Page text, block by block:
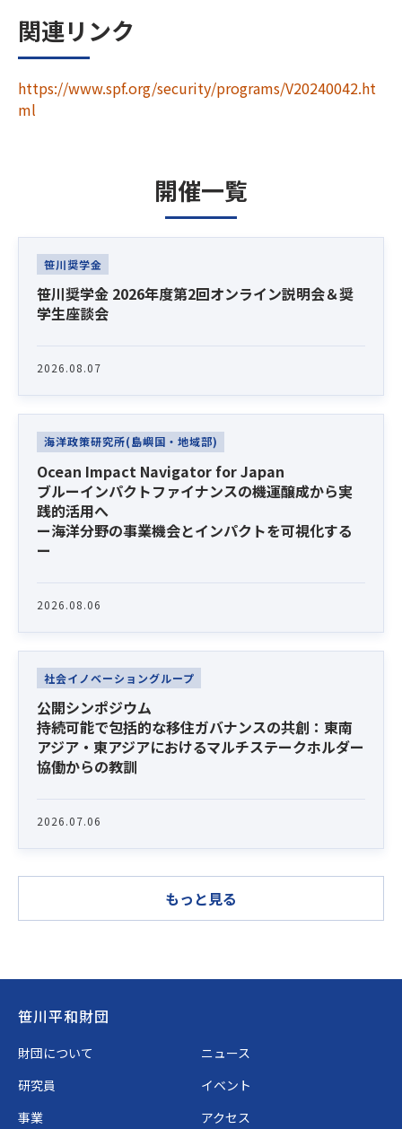
衛駐在官
1998年：防衛研究所 一般課程
著書に「奇跡の船『宗谷』」「海をひらく－知ら
れざる掃海部隊」「誰も語らなかった防衛産業」
「武器輸出だけで防衛産業は守れない」「自衛隊
と防衛産業」（並木書房）、「終わらないラブレ
ター－祖父母たちが語る『もうひとつの戦争体
衛隊員」（ワニブックス）、「自衛隊の経済学」
（PHP研究所）「自衛隊の実像～自衛官24万人の
覚悟を問う」（テーミス）。「陸海空 軍人によ
るウクライナ侵攻分析」（ワニブックス）。「危
機迫る日本の防衛産業」（産経NF文庫）。「軍産
複合体～自衛隊と防衛産業のリアル」（新潮新
この他、ラジオドキュメンタリー制作に参画。平
成30年、台本・構成を手掛けたニッポン放送報道
スペシャル「My Dream」が日本民間放送連盟賞グ
ランプリ、文化庁芸術祭・ラジオ部門ドキュメン
タリー部門大賞を受賞。
班長、服務室長）勤務、2003年版防衛白書作成
室、2011・2012年 国際掃海訓練（ペルシャ湾）派
2018年 防衛大学校国防論教育室長兼教授、2020年
（2022～23年）、安全保障戦略のあり方研究事業
（2024～25年）、日本アジア安保防衛交流Ⅳ事業
（2023～25年）を推進。著編書として『「台湾有
公益財団法人笹川平和財団理事長、昭和音楽大学
学長、政策研究大学院大学学長特命補佐・客員教
授、早稲田大学ナノ･ライフ創新研究機構客員教
授。専門は科学技術･イノベーション政策。
官房経済安全保障法制に関する有識者会議委員、
内閣府宇宙政策委員会基本政策部会委員、内閣府
総合科学技術・イノベーション会議専門調査会委
員等を務める。民間においては、国連海洋科学の
10年国内委員会共同座長、NIKKEIブルーオーシャ
ン・フォーラム有識者委員会共同座長、JAXA宇宙
戦略基金プログラムオフィサー、JAXA衛星地球観
共同座長等を務める。
大学国際関係・行政大学院国際関係学修士
（MIA）、ジョージタウン大学外交学学士
（BSFS）。
関連リンク
https://www.spf.org/security/programs/V20240042.ht
ml
開催一覧
Latest News
笹川奨学金
笹川奨学金 2026年度第2回オンライン説明会＆奨
学生座談会
2026.08.07
海洋政策研究所(島嶼国・地域部)
Ocean Impact Navigator for Japan
ブルーインパクトファイナンスの機運醸成から実
践的活用へ
ー海洋分野の事業機会とインパクトを可視化する
ー
2026.08.06
社会イノベーショングループ
公開シンポジウム
持続可能で包括的な移住ガバナンスの共創：東南
アジア・東アジアにおけるマルチステークホルダー
協働からの教訓
2026.07.06
もっと見る
Footer
笹川平和財団
財団について
ニュース
研究員
イベント
事業
アクセス